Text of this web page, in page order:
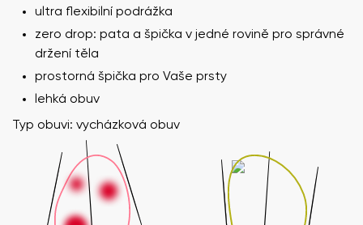
ultra flexibilní podrážka
zero drop: pata a špička v jedné rovině pro správné
držení těla
prostorná špička pro Vaše prsty
lehká obuv
Typ obuvi: vycházková obuv